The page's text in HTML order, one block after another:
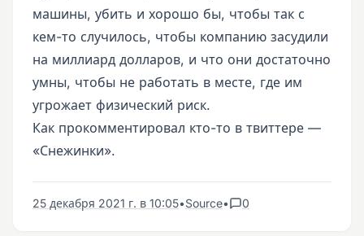
машины, убить и хорошо бы, чтобы так с
кем-то случилось, чтобы компанию засудили
на миллиард долларов, и что они достаточно
умны, чтобы не работать в месте, где им
угрожает физический риск.
Как прокомментировал кто-то в твиттере —
«Снежинки».
25 декабря 2021 г. в 10:05•Source• 0